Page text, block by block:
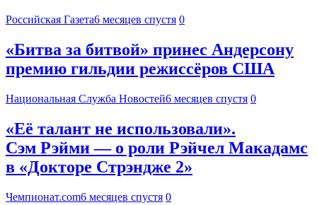
Российская Газета6 месяцев спустя 0
«Битва за битвой» принес Андерсону
премию гильдии режиссёров США
Национальная Служба Новостей6 месяцев спустя 0
«Её талант не использовали».
Сэм Рэйми — о роли Рэйчел Макадамс
в «Докторе Стрэндже 2»
Чемпионат.com6 месяцев спустя 0